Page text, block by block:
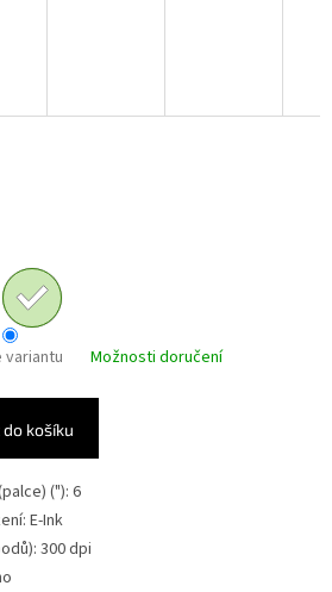
variantu Možnosti doručení
košíku
("): 6
E-Ink
300 dpi